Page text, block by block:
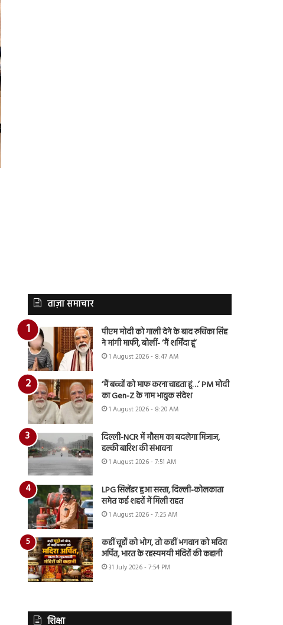
ताज़ा समाचार
पीएम मोदी को गाली देने के बाद रुचिका सिंह
ने मांगी माफी, बोलीं- ‘मैं शर्मिंदा हूं’
1 August 2026 - 8:47 AM
‘मैं बच्चों को माफ करना चाहता हूं…’ PM मोदी
का Gen-Z के नाम भावुक संदेश
1 August 2026 - 8:20 AM
दिल्ली-NCR में मौसम का बदलेगा मिजाज,
हल्की बारिश की संभावना
1 August 2026 - 7:51 AM
LPG सिलेंडर हुआ सस्ता, दिल्ली-कोलकाता
समेत कई शहरों में मिली राहत
1 August 2026 - 7:25 AM
कहीं चूहों को भोग, तो कहीं भगवान को मदिरा
अर्पित, भारत के रहस्यमयी मंदिरों की कहानी
31 July 2026 - 7:54 PM
शिक्षा